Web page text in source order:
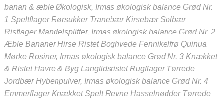
banan & æble Økologisk, Irmas økologisk balance Grød Nr.
1 Speltflager Rørsukker Tranebær Kirsebær Solbær
Risflager Mandelsplitter, Irmas økologisk balance Grød Nr. 2
Æble Bananer Hirse Ristet Boghvede Fennikelfrø Quinua
Mørke Rosiner, Irmas økologisk balance Grød Nr. 3 Knækket
& Ristet Havre & Byg Langtidsristet Rugflager Tørrede
Jordbær Hybenpulver, Irmas økologisk balance Grød Nr. 4
Emmerflager Knækket Spelt Revne Hasselnødder Tørrede